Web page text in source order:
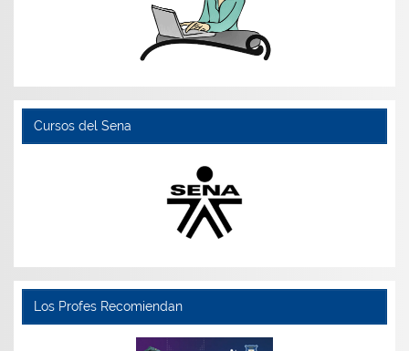
Cursos del Sena
Los Profes Recomiendan